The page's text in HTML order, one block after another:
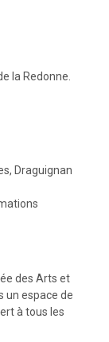
la Redonne.
Draguignan
des Arts et
un espace de
à tous les